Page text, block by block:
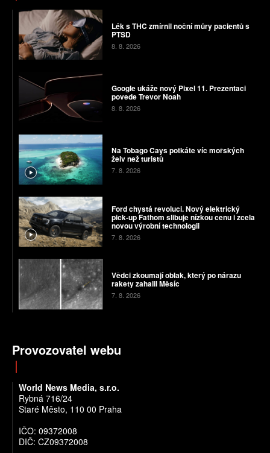
Lék s THC zmírnil noční můry pacientů s
PTSD
8. 8. 2026
Google ukáže nový Pixel 11. Prezentaci
povede Trevor Noah
8. 8. 2026
Na Tobago Cays potkáte víc mořských
želv než turistů
7. 8. 2026
Ford chystá revoluci. Nový elektrický
pick-up Fathom slibuje nízkou cenu i zcela
novou výrobní technologii
7. 8. 2026
Vědci zkoumají oblak, který po nárazu
rakety zahalil Měsíc
7. 8. 2026
Provozovatel webu
World News Media, s.r.o.
Rybná 716/24
Staré Město, 110 00 Praha
IČO: 09372008
DIČ: CZ09372008